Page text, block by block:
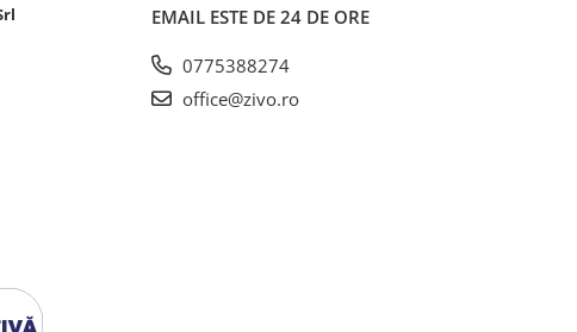
EMAIL ESTE DE 24 DE ORE
0775388274
office@zivo.ro